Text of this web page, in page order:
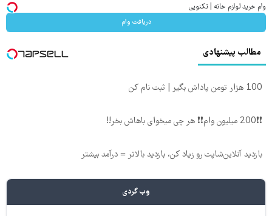
وام خرید لوازم خانه | تکنوپی
دریافت وام
مطالب پیشنهادی
100 هزار تومن پاداش بگیر | ثبت نام کن
❗❗200 میلیون وام❗❗ هر چی میخوای باهاش بخر!!
بازدید آنلاین‌شاپت رو زیاد کن، بازدید بالاتر = درآمد بیشتر
وب گردی